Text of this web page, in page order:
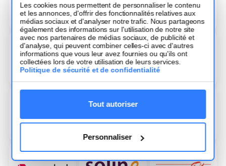
Les cookies nous permettent de personnaliser le contenu
et les annonces, d'offrir des fonctionnalités relatives aux
médias sociaux et d'analyser notre trafic. Nous partageons
également des informations sur l'utilisation de notre site
avec nos partenaires de médias sociaux, de publicité et
d'analyse, qui peuvent combiner celles-ci avec d'autres
informations que vous leur avez fournies ou qu'ils ont
collectées lors de votre utilisation de leurs services.
Politique de sécurité et de confidentialité
Tout autoriser
Personnaliser